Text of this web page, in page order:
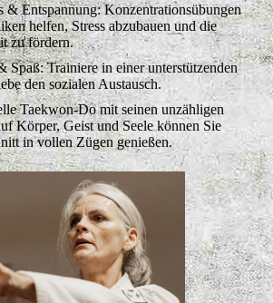
& Entspannung: Konzentrationsübungen
helfen, Stress abzubauen und die
zu fördern.
Spaß: Trainiere in einer unterstützenden
den sozialen Austausch.
Taekwon-Do mit seinen unzähligen
Körper, Geist und Seele können Sie
in vollen Zügen genießen.